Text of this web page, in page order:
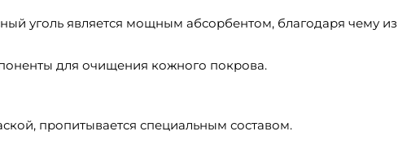
уголь является мощным абсорбентом, благодаря чему из
для очищения кожного покрова.
пропитывается специальным составом.